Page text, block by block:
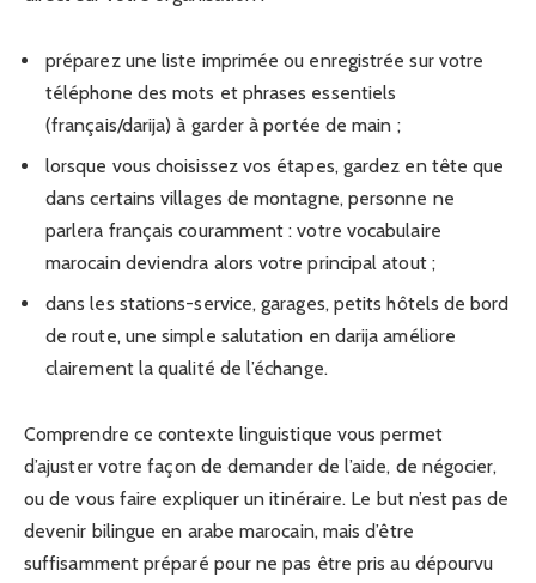
préparez une liste imprimée ou enregistrée sur votre
téléphone des mots et phrases essentiels
(français/darija) à garder à portée de main ;
lorsque vous choisissez vos étapes, gardez en tête que
dans certains villages de montagne, personne ne
parlera français couramment : votre vocabulaire
marocain deviendra alors votre principal atout ;
dans les stations-service, garages, petits hôtels de bord
de route, une simple salutation en darija améliore
clairement la qualité de l’échange.
Comprendre ce contexte linguistique vous permet
d’ajuster votre façon de demander de l’aide, de négocier,
ou de vous faire expliquer un itinéraire. Le but n’est pas de
devenir bilingue en arabe marocain, mais d’être
suffisamment préparé pour ne pas être pris au dépourvu